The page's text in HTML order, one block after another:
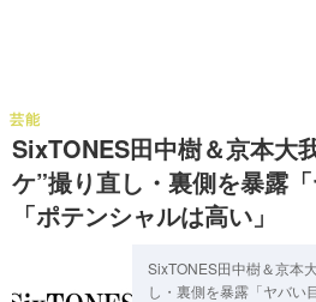
SixTONES田中樹＆京本大
ケ”撮り直し・裏側を暴露「
「ポテンシャルは高い」
芸能
SixTONES田中樹＆京本
し・裏側を暴露「ヤバい